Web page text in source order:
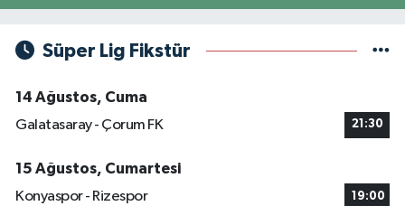
Süper Lig Fikstür
14 Ağustos, Cuma
Galatasaray - Çorum FK
21:30
15 Ağustos, Cumartesi
Konyaspor - Rizespor
19:00